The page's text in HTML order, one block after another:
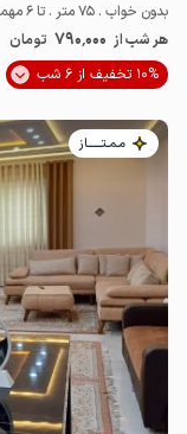
بدون خواب . 75 متر . تا 6 مهمان
هر شب از 790٬000 تومان
10% تخفیف از 6 شب
مـمـتــــــاز